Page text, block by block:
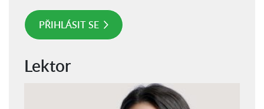
PŘIHLÁSIT SE
Lektor